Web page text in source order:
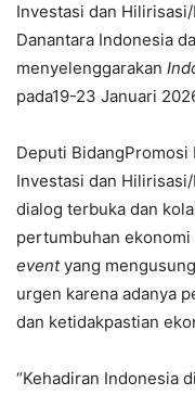
Investasi dan
Danantara Indonesia
menyelenggarakan
pada19-23 Januari
Deputi BidangPromosi
Investasi dan
dialog terbuka dan
pertumbuhan ekonomi
eventyang
urgen karena adanya
dan ketidakpastian
“Kehadiran Indonesia